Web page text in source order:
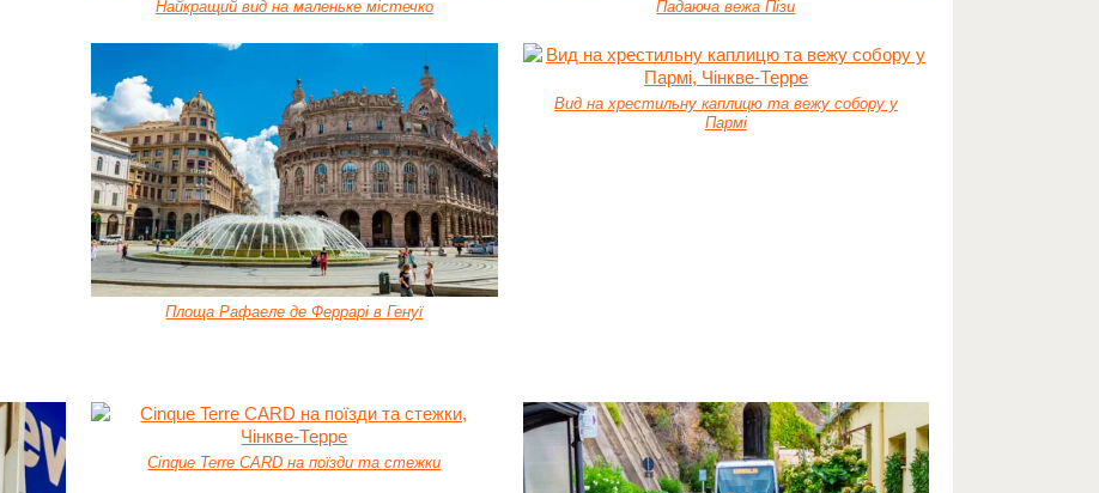
Найкращий вид на маленьке містечко Падаюча вежа Пізи
Площа Рафаеле де Феррарі в Генуї
Вид на хрестильну каплицю та вежу собору у
Пармі
Cinque Terre CARD на поїзди та стежки